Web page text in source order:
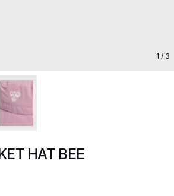
1 / 3
HAT BEE